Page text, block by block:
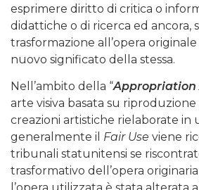
esprimere diritto di critica o
didattiche o di ricerca ed ancora,
trasformazione all’opera
nuovo significato della stessa.
Nell’ambito della “Appropriation
arte visiva basata su riproduzione
creazioni artistiche rielaborate in
generalmente il Fair Use viene
tribunali statunitensi se
trasformativo dell’opera